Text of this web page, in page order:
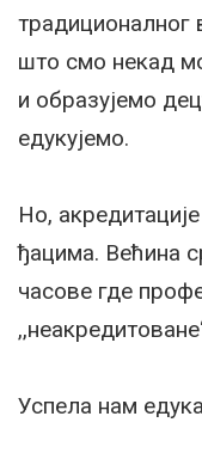
што смо некад
и образујемо
едукујемо.
Но,
ђацима. Већина
часове где
Успела нам